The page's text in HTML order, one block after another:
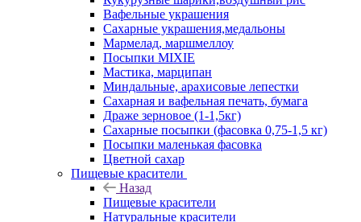
Вафельные украшения
Сахарные украшения,медальоны
Мармелад, маршмеллоу
Посыпки MIXIE
Мастика, марципан
Миндальные, арахисовые лепестки
Сахарная и вафельная печать, бумага
Драже зерновое (1-1,5кг)
Сахарные посыпки (фасовка 0,75-1,5 кг)
Посыпки маленькая фасовка
Цветной сахар
Пищевые красители
Назад
Пищевые красители
Натуральные красители